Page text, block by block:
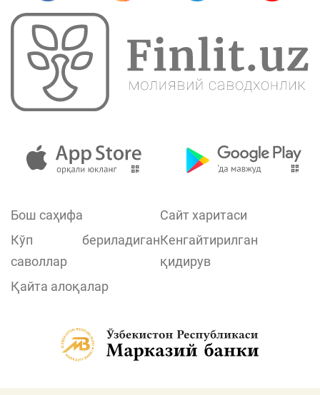
Бош саҳифа
Сайт харитаси
Кўп бериладиган
саволлар
Кенгайтирилган
қидирув
Қайта алоқалар